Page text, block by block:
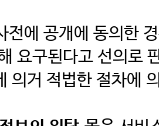
전에 공개에 동의한
요구된다고 선의로
의거 적법한 절차에